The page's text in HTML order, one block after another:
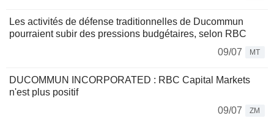
Les activités de défense traditionnelles de Ducommun
pourraient subir des pressions budgétaires, selon RBC
09/07
MT
DUCOMMUN INCORPORATED : RBC Capital Markets
n'est plus positif
09/07
ZM